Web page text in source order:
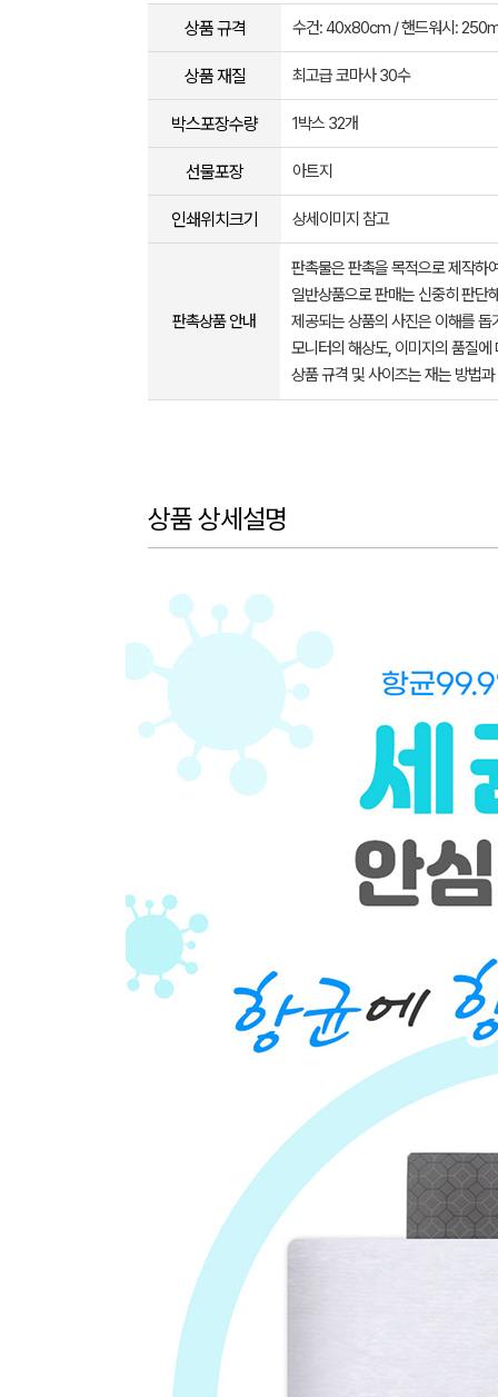
상품 규격 수건: 40x80cm / 핸드워시:
상품 재질 최고급 코마사 30수
박스포장수량 1박스 32개
선물포장 아트지
인쇄위치크기 상세이미지 참고
판촉상품 안내
판촉물은 판촉을 목적으로 제작하
일반상품으로 판매는 신중히 판단
제공되는 상품의 사진은 이해를
모니터의 해상도, 이미지의 품질
상품 규격 및 사이즈는 재는 방법
상품 상세설명